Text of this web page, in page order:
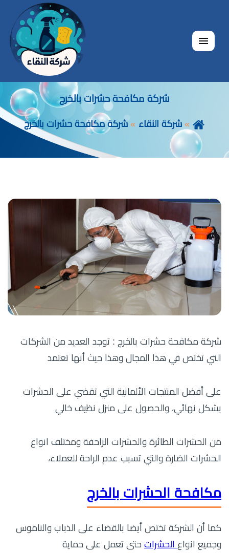
القائمة
شركة مكافحة حشرات بالخرج
شركة النقاء شركة مكافحة حشرات بالخرج
شركة مكافحة حشرات بالخرج : توجد العديد من الشركات
التي تختص في هذا المجال وهذا حيث أنها تعتمد
على أفضل المنتجات الألمانية التي تقضي على الحشرات
بشكل نهائي، والحصول على منزل نظيف خالي
من الحشرات الطائرة والحشرات الزاحفة ومختلف انواع
الحشرات الضارة والتي تسبب عدم الراحة للعملاء،
مكافحة الحشرات بالخرج
كما أن الشركة تختص أيضا بالقضاء على الذباب والناموس
وجميع انواع الحشرات حتى تعمل على حماية